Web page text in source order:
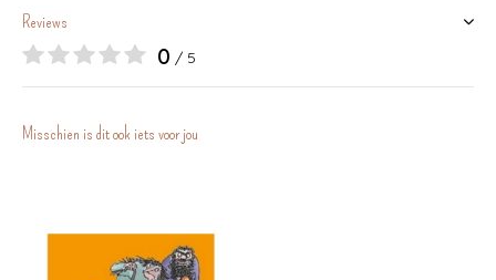
Reviews
0 / 5
Misschien is dit ook iets voor jou